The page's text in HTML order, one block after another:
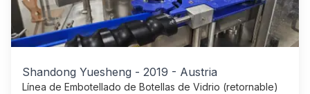
Shandong Yuesheng - 2019 - Austria
Línea de Embotellado de Botellas de Vidrio (retornable)